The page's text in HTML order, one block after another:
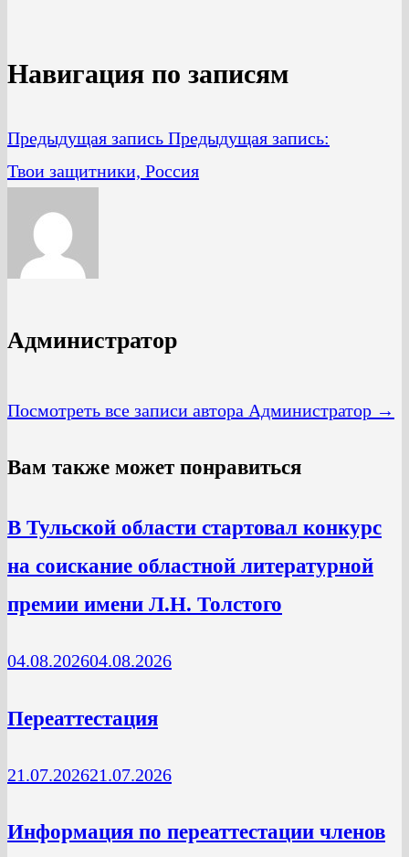
Навигация по записям
Предыдущая запись Предыдущая запись:
Твои защитники, Россия
Администратор
Посмотреть все записи автора Администратор →
Вам также может понравиться
В Тульской области стартовал конкурс
на соискание областной литературной
премии имени Л.Н. Толстого
04.08.202604.08.2026
Переаттестация
21.07.202621.07.2026
Информация по переаттестации членов